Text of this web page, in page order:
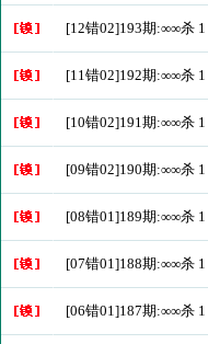
[12错02]193期:∞∞杀
[11错02]192期:∞∞杀
[10错02]191期:∞∞杀
[09错02]190期:∞∞杀
[08错01]189期:∞∞杀
[07错01]188期:∞∞杀
[06错01]187期:∞∞杀